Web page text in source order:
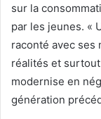
sur la
par les jeunes. «
raconté avec ses
réalités et
modernise en
génération